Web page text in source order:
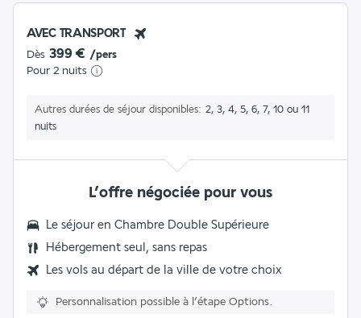
AVEC TRANSPORT
Dès 399 € /pers
Pour 2 nuits
Autres durées de séjour disponibles
2, 3, 4, 5, 6, 7, 10 ou 11
nuits
L’offre négociée pour vous
Le séjour en Chambre Double Supérieure
Hébergement seul, sans repas
Les vols au départ de la ville de votre choix
Personnalisation possible à l’étape Options.